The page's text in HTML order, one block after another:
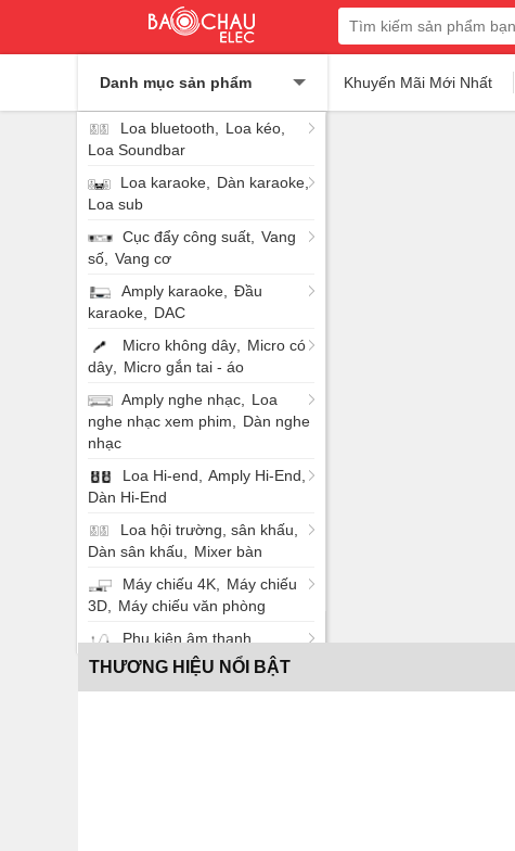
Danh mục sản phẩm Khuyến Mãi Mới Nhất
Loa bluetooth
Loa kéo
Loa Soundbar
Loa karaoke
Dàn karaoke
Loa sub
Cục đẩy công suất
Vang
số
Vang cơ
Amply karaoke
Đầu
karaoke
DAC
Micro không dây
Micro có
dây
Micro gắn tai - áo
Amply nghe nhạc
Loa
nghe nhạc xem phim
Dàn nghe
nhạc
Loa Hi-end
Amply Hi-End
Dàn Hi-End
Loa hội trường, sân khấu
Dàn sân khấu
Mixer bàn
Máy chiếu 4K
Máy chiếu
3D
Máy chiếu văn phòng
Phụ kiện âm thanh
THƯƠNG HIỆU NỔI BẬT